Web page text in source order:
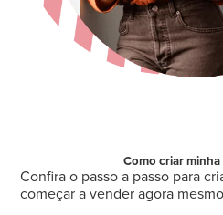
Como criar minha
Confira o passo a passo para
começar a vender agora